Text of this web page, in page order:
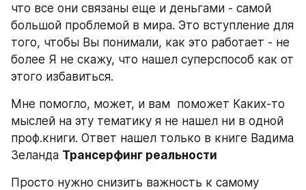
что все они связаны еще и деньгами - самой
большой проблемой в мира. Это вступление для
того, чтобы Вы понимали, как это работает - не
более Я не скажу, что нашел суперспособ как от
этого избавиться.
Мне помогло, может, и вам  поможет Каких-то
мыслей на эту тематику я не нашел ни в одной
проф.книги. Ответ нашел только в книге Вадима
Зеланда Трансерфинг реальности
Просто нужно снизить важность к самому